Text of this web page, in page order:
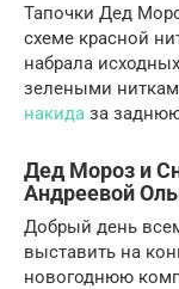
Тапочки Дед
схеме красной
набрала
зелеными
накида за
Дед Мороз и
Андреевой
Добрый день
выставить на
новогоднюю